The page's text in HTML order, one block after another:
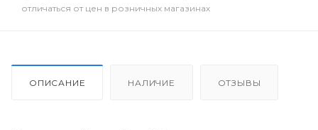
отличаться от цен в розничных магазинах
ОПИСАНИЕ НАЛИЧИЕ ОТЗЫВЫ